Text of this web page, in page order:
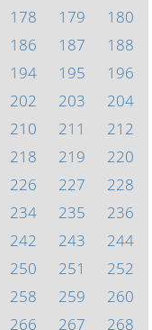
178 179
180
186 187
188
194 195
196
202 203
204
210 211
212
218 219
220
226 227
228
234 235
236
242 243
244
250 251
252
258 259
260
266 267
268